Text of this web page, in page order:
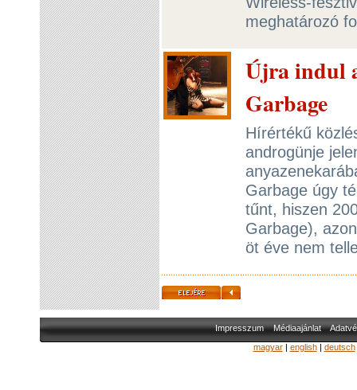
meghatározó
Újra indul
Garbage
Hírértékű
androgünje
Garbage úgy
tűnt, hiszen
Garbage),
öt éve nem
Impresszum Médiaajánlat
magyar| english| deutsch